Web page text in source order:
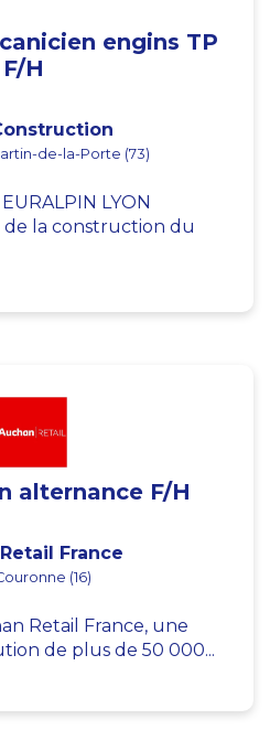
engins TP
F/H
de-la-Porte (73)
LYON
de la construction du
alternance F/H
France
(16)
Retail France, une
de plus de 50 000...